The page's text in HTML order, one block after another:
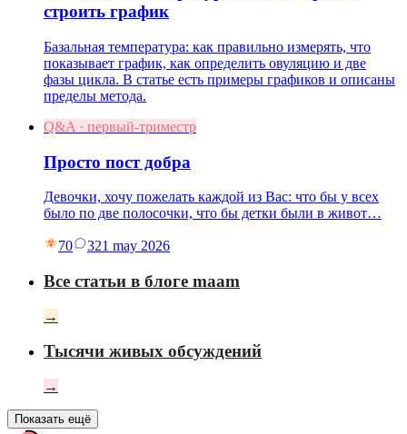
строить график
Базальная температура: как правильно измерять, что
показывает график, как определить овуляцию и две
фазы цикла. В статье есть примеры графиков и описаны
пределы метода.
Q&A · первый-триместр
Просто пост добра
Девочки, хочу пожелать каждой из Вас: что бы у всех
было по две полосочки, что бы детки были в живот…
70 321 may 2026
Все статьи в блоге maam
→
Тысячи живых обсуждений
→
Показать ещё